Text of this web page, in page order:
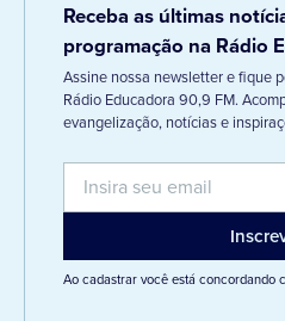
Receba as últimas
programação na Rádio
Assine nossa newsletter e fique
Rádio Educadora 90,9 FM.
evangelização, notícias e
Ao cadastrar você está concordando